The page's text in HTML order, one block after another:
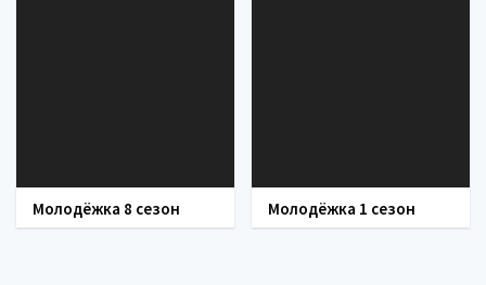
Молодёжка 8 сезон Молодёжка 1 сезон